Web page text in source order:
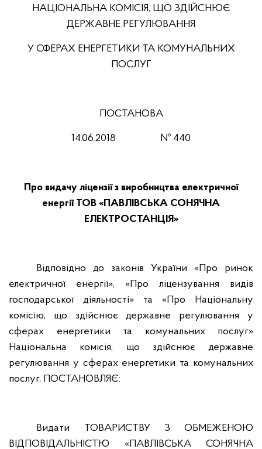
НАЦІОНАЛЬНА КОМІСІЯ, ЩО ЗДІЙСНЮЄ
ДЕРЖАВНЕ РЕГУЛЮВАННЯ
У СФЕРАХ ЕНЕРГЕТИКИ ТА КОМУНАЛЬНИХ
ПОСЛУГ
ПОСТАНОВА
14.06.2018 № 440
Про видачу ліцензії з виробництва електричної
енергії ТОВ «ПАВЛІВСЬКА СОНЯЧНА
ЕЛЕКТРОСТАНЦІЯ»
Відповідно до законів України «Про ринок
електричної енергії», «Про ліцензування видів
господарської діяльності» та «Про Національну
комісію, що здійснює державне регулювання у
сферах енергетики та комунальних послуг»
Національна комісія, що здійснює державне
регулювання у сферах енергетики та комунальних
послуг, ПОСТАНОВЛЯЄ:
Видати ТОВАРИСТВУ З ОБМЕЖЕНОЮ
ВІДПОВІДАЛЬНІСТЮ «ПАВЛІВСЬКА СОНЯЧНА